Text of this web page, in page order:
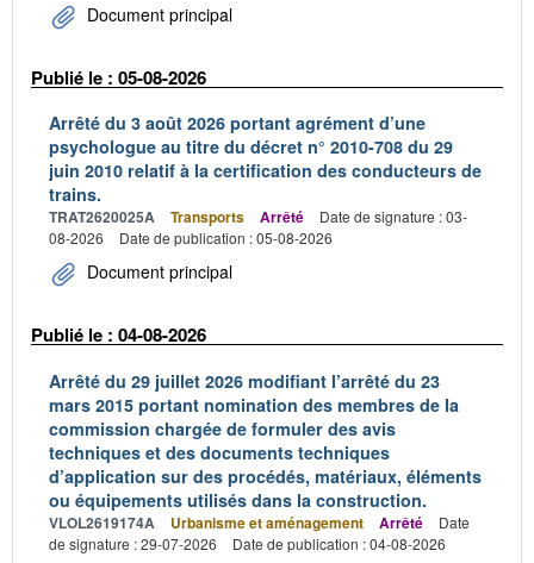
Document principal
Publié le : 05-08-2026
Arrêté du 3 août 2026 portant agrément d’une
psychologue au titre du décret n° 2010-708 du 29
juin 2010 relatif à la certification des conducteurs de
trains.
TRAT2620025A Transports Arrêté
Date de signature : 03-
08-2026
Date de publication : 05-08-2026
Document principal
Publié le : 04-08-2026
Arrêté du 29 juillet 2026 modifiant l’arrêté du 23
mars 2015 portant nomination des membres de la
commission chargée de formuler des avis
techniques et des documents techniques
d’application sur des procédés, matériaux, éléments
ou équipements utilisés dans la construction.
VLOL2619174A Urbanisme et aménagement Arrêté
Date
de signature : 29-07-2026
Date de publication : 04-08-2026